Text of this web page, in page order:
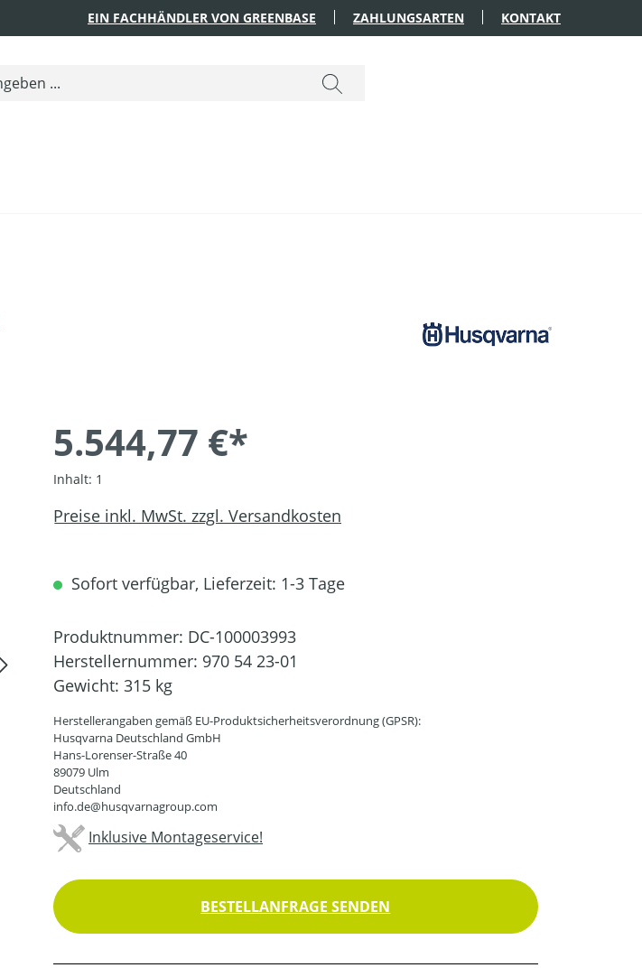
EIN FACHHÄNDLER VON GREENBASE ZAHLUNGSARTEN KONTAKT
5.544,77 €*
Inhalt: 1
Preise inkl. MwSt. zzgl. Versandkosten
Sofort verfügbar, Lieferzeit: 1-3 Tage
Produktnummer: DC-100003993
Herstellernummer: 970 54 23-01
Gewicht: 315 kg
Herstellerangaben gemäß EU-Produktsicherheitsverordnung (GPSR):
Husqvarna Deutschland GmbH
Hans-Lorenser-Straße 40
89079 Ulm
Deutschland
info.de@husqvarnagroup.com
Inklusive Montageservice!
BESTELLANFRAGE SENDEN